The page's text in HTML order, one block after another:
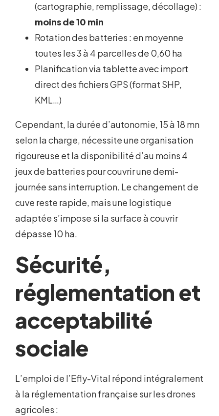
(cartographie, remplissage, décollage) :
moins de 10 min
Rotation des batteries : en moyenne
toutes les 3 à 4 parcelles de 0,60 ha
Planification via tablette avec import
direct des fichiers GPS (format SHP,
KML…)
Cependant, la durée d’autonomie, 15 à 18 mn
selon la charge, nécessite une organisation
rigoureuse et la disponibilité d’au moins 4
jeux de batteries pour couvrir une demi-
journée sans interruption. Le changement de
cuve reste rapide, mais une logistique
adaptée s’impose si la surface à couvrir
dépasse 10 ha.
Sécurité,
réglementation et
acceptabilité
sociale
L’emploi de l’Efly-Vital répond intégralement
à la réglementation française sur les drones
agricoles :